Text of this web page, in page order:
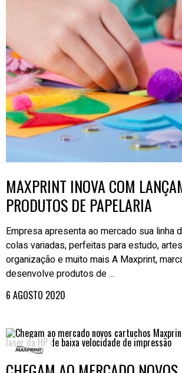
MAXPRINT INOVA COM
PRODUTOS DE PAPELARIA
Empresa apresenta ao mercado sua linha
colas variadas, perfeitas para estudo,
organização e muito mais A Maxprint,
desenvolve produtos de ...
6 AGOSTO 2020